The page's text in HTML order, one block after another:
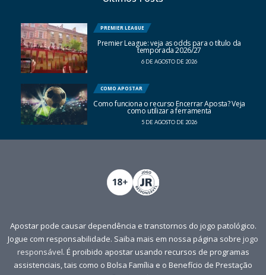
PREMIER LEAGUE
Premier League: veja as odds para o título da
temporada 2026/27
6 DE AGOSTO DE 2026
COMO APOSTAR
Como funciona o recurso Encerrar Aposta? Veja
como utilizar a ferramenta
5 DE AGOSTO DE 2026
Apostar pode causar dependência e transtornos do jogo patológico.
Jogue com responsabilidade. Saiba mais em nossa página sobre jogo
responsável. É proibido apostar usando recursos de programas
assistenciais, tais como o Bolsa Família e o Benefício de Prestação